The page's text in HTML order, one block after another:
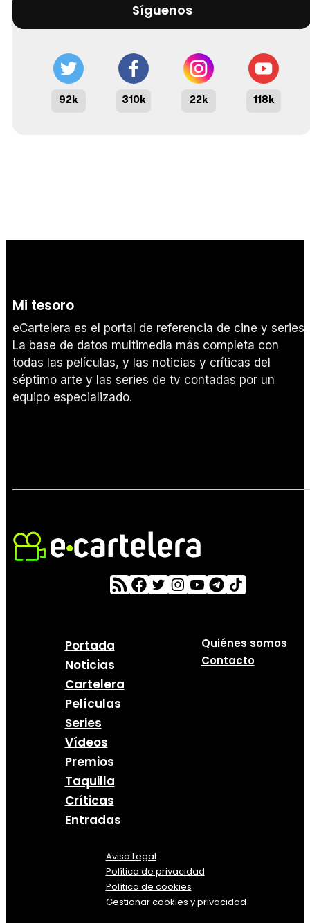
Síguenos
92k 310k 22k 118k
Mi tesoro
eCartelera es el portal de referencia de cine y series.
La base de datos multimedia más completa con
todas las películas, y las noticias y críticas del
séptimo arte y las series de tv contadas por un
equipo especializado.
Portada
Noticias
Cartelera
Películas
Series
Vídeos
Premios
Taquilla
Críticas
Entradas
Quiénes somos
Contacto
Aviso Legal
Política de privacidad
Política de cookies
Gestionar cookies y privacidad